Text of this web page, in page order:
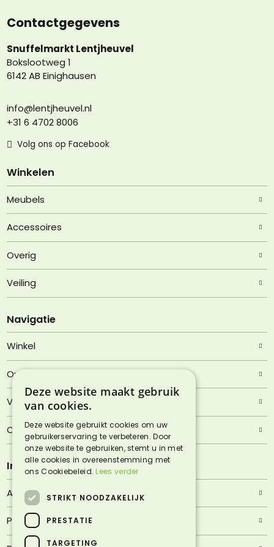
Contactgegevens
Snuffelmarkt Lentjheuvel
Bokslootweg 1
6142 AB Einighausen
info@lentjheuvel.nl
+31 6 4702 8006
Volg ons op Facebook
Winkelen
Meubels
Accessoires
Overig
Veiling
Navigatie
Winkel
Over Lentjheuvel
Veelgestelde vragen
Contact
Informatie
Algemene voorwaarden
Privacyverklaring
Deze website maakt gebruik
van cookies.
Deze website gebruikt cookies om uw
gebruikerservaring te verbeteren. Door
onze website te gebruiken, stemt u in met
alle cookies in overeenstemming met
ons Cookiebeleid. Lees verder
STRIKT NOODZAKELIJK
PRESTATIE
TARGETING